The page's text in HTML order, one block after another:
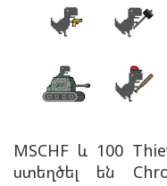
MSCHF և 100
ստեղծել են